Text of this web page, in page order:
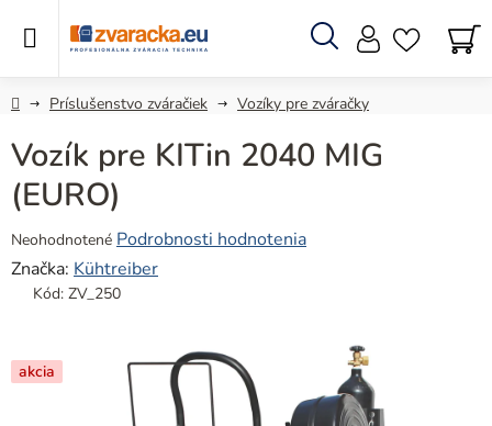
Hľadať
DomovPríslušenstvo zváračiek Vozíky pre zváračky
Vozík pre KITin 2040 MIG
(EURO)
Priemerné
hodnotenie
produktu
z
5
Neohodnotené Podrobnosti hodnotenia
Značka: Kühtreiber
Kód: ZV_250
akcia